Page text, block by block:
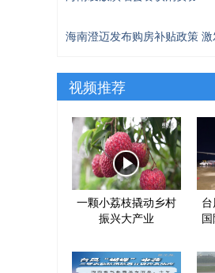
海南澄迈发布购房补贴政策
视频推荐
一颗小荔枝撬动乡村
振兴大产业